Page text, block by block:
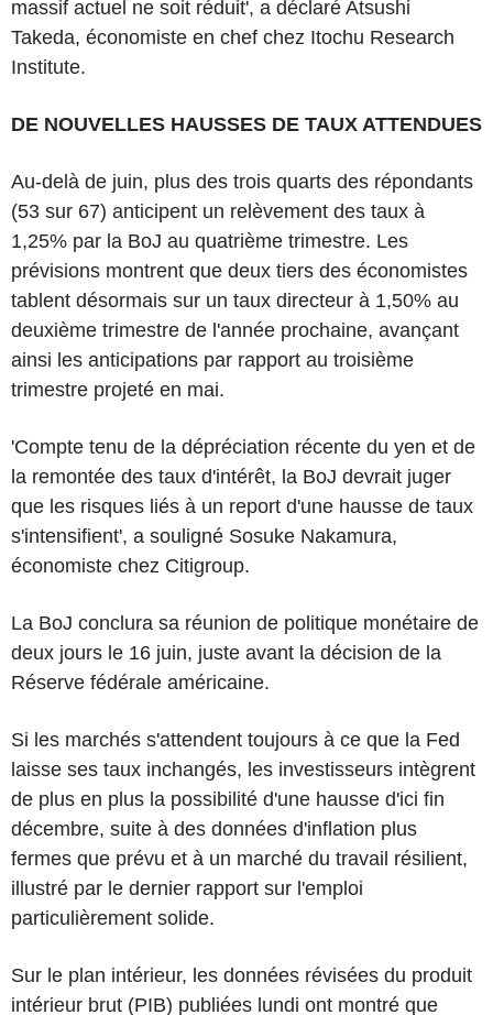
massif actuel ne soit réduit', a déclaré Atsushi
Takeda, économiste en chef chez Itochu Research
Institute.
DE NOUVELLES HAUSSES DE TAUX ATTENDUES
Au-delà de juin, plus des trois quarts des répondants
(53 sur 67) anticipent un relèvement des taux à
1,25% par la BoJ au quatrième trimestre. Les
prévisions montrent que deux tiers des économistes
tablent désormais sur un taux directeur à 1,50% au
deuxième trimestre de l'année prochaine, avançant
ainsi les anticipations par rapport au troisième
trimestre projeté en mai.
'Compte tenu de la dépréciation récente du yen et de
la remontée des taux d'intérêt, la BoJ devrait juger
que les risques liés à un report d'une hausse de taux
s'intensifient', a souligné Sosuke Nakamura,
économiste chez Citigroup.
La BoJ conclura sa réunion de politique monétaire de
deux jours le 16 juin, juste avant la décision de la
Réserve fédérale américaine.
Si les marchés s'attendent toujours à ce que la Fed
laisse ses taux inchangés, les investisseurs intègrent
de plus en plus la possibilité d'une hausse d'ici fin
décembre, suite à des données d'inflation plus
fermes que prévu et à un marché du travail résilient,
illustré par le dernier rapport sur l'emploi
particulièrement solide.
Sur le plan intérieur, les données révisées du produit
intérieur brut (PIB) publiées lundi ont montré que